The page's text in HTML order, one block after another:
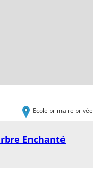
Ecole primaire privée
Enchanté